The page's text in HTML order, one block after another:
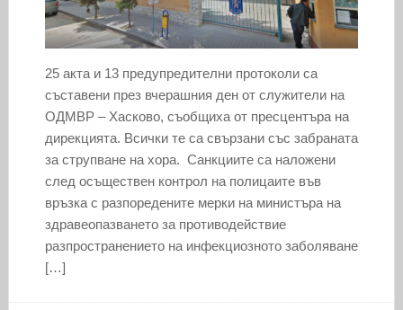
25 акта и 13 предупредителни протоколи са
съставени през вчерашния ден от служители на
ОДМВР – Хасково, съобщиха от пресцентъра на
дирекцията. Всички те са свързани със забраната
за струпване на хора. Санкциите са наложени
след осъществен контрол на полицаите във
връзка с разпоредените мерки на министъра на
здравеопазването за противодействие
разпространението на инфекциозното заболяване
[…]